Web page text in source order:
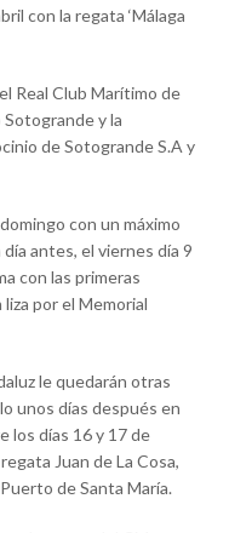
con la regata ‘Málaga
Real Club Marítimo de
y la
de Sotogrande S.A y
con un máximo
antes, el viernes día 9
con las primeras
por el Memorial
le quedarán otras
unos días después en
los días 16 y 17 de
Juan de La Cosa,
de Santa María.